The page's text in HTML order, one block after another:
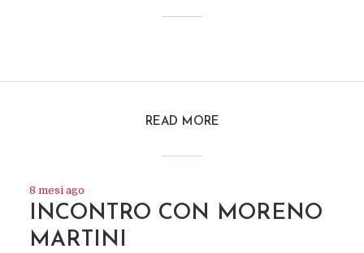
READ MORE
8 mesi ago
INCONTRO CON MORENO
MARTINI